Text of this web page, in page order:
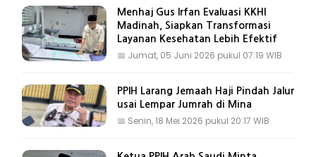
Menhaj Gus Irfan Evaluasi KKHI
Madinah, Siapkan Transformasi
Layanan Kesehatan Lebih Efektif
📅 Jumat, 05 Juni 2026 pukul 07:19 WIB
PPIH Larang Jemaah Haji Pindah Jalur
usai Lempar Jumrah di Mina
📅 Senin, 18 Mei 2026 pukul 20:17 WIB